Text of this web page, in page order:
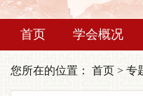
首页 学会概况
您所在的位置： 首页> 专